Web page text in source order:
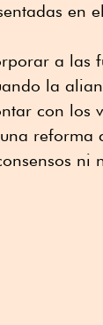
en
a las
la
con los
reforma
ni